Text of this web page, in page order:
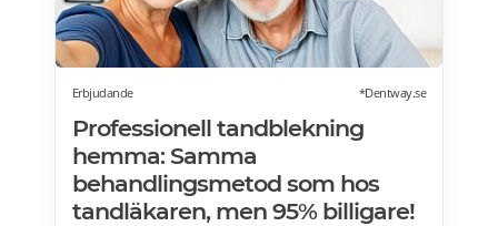
Erbjudande *Dentway.se
Professionell tandblekning
hemma: Samma
behandlingsmetod som hos
tandläkaren, men 95% billigare!